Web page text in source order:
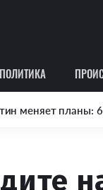
ПОЛИТИКА
меняет планы: